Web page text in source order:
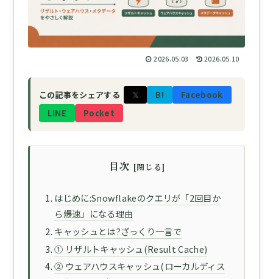
2026.05.03 2026.05.10
この記事をシェアする 𝕏 B!
Facebook
LINE
Pocket
目次
はじめに:Snowflakeのクエリが「2回目か
ら爆速」になる理由
キャッシュとは?ざっくり一言で
① リザルトキャッシュ(Result Cache)
② ウェアハウスキャッシュ(ローカルディス